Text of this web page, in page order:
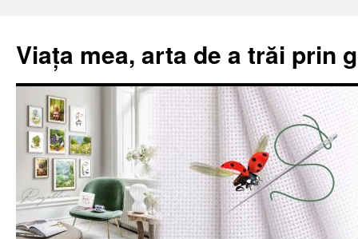
Viața mea, arta de a trăi prin